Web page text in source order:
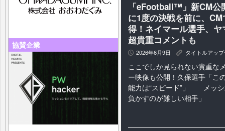
協賛企業
「eFootball™」新CM公
に1度の決戦を前に、
得！ネイマール選手、
超貴重コメントも
P 2026年6月9日 K タイトルアッ
ここでしか見られない貴重な
ー映像も公開！久保選手「こ
能力は“スピード”」 メッシ
負かすのが難しい相手」